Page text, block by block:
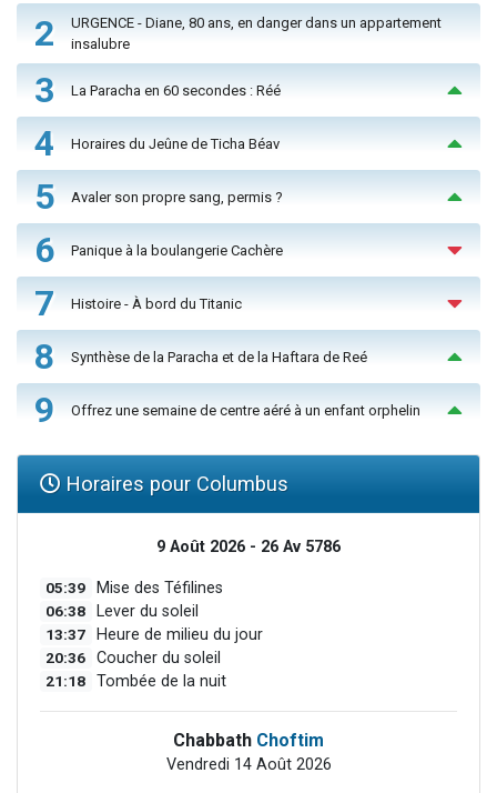
2
URGENCE - Diane, 80 ans, en danger dans un appartement
insalubre
3 La Paracha en 60 secondes : Réé
4 Horaires du Jeûne de Ticha Béav
5 Avaler son propre sang, permis ?
6 Panique à la boulangerie Cachère
7 Histoire - À bord du Titanic
8 Synthèse de la Paracha et de la Haftara de Reé
9 Offrez une semaine de centre aéré à un enfant orphelin
Horaires pour Columbus
9 Août 2026 - 26 Av 5786
05:39 Mise des Téfilines
06:38 Lever du soleil
13:37 Heure de milieu du jour
20:36 Coucher du soleil
21:18 Tombée de la nuit
Chabbath Choftim
Vendredi 14 Août 2026